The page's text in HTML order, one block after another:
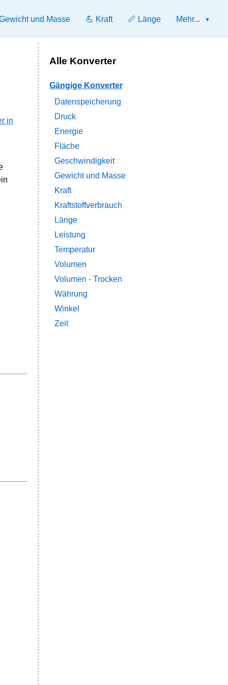
und Masse 💪 Kraft 📏 Länge Mehr...
in
Alle Konverter
Gängige Konverter
Datenspeicherung
Druck
Energie
Fläche
Geschwindigkeit
Gewicht und Masse
Kraft
Kraftstoffverbrauch
Länge
Leistung
Temperatur
Volumen
Volumen - Trocken
Währung
Winkel
Zeit